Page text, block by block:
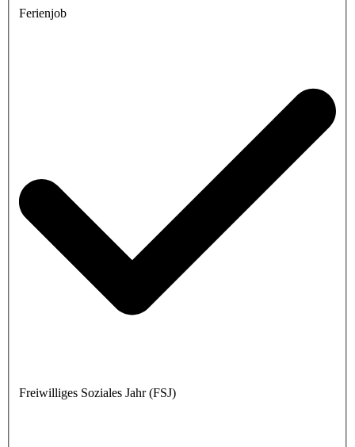
Ferienjob
Freiwilliges Soziales Jahr (FSJ)